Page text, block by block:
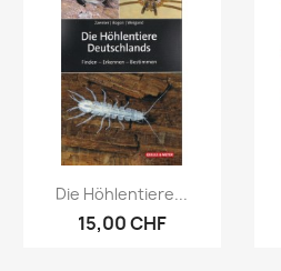
Aperçu rapide
Die Höhlentiere...
15,00 CHF